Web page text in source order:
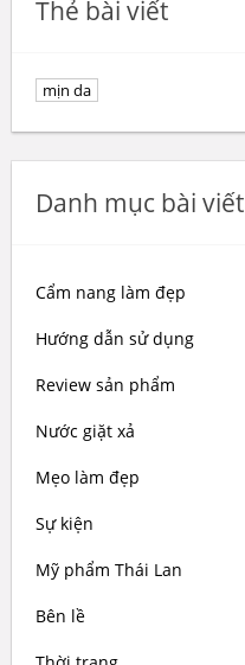
Thẻ bài viết
mịn da
Danh mục bài viết
Cẩm nang làm đẹp
Hướng dẫn sử dụng
Review sản phẩm
Nước giặt xả
Mẹo làm đẹp
Sự kiện
Mỹ phẩm Thái Lan
Bên lề